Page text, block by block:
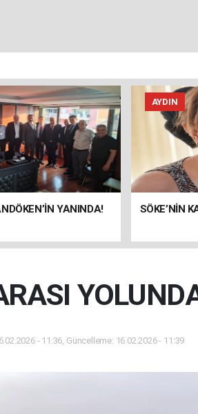
YANINDA!
AYDIN
SÖKE’NİN
- 11:36, Güncelleme: 16.02.2026 - 11:39